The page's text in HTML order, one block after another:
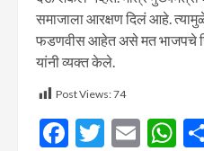
समाजाला आरक्षण दिलं आहे.
फडणवीस आहेत असे मत भाजपचे
यांनी व्यक्त केले.
Post Views:74
Facebook
Twitter
Email